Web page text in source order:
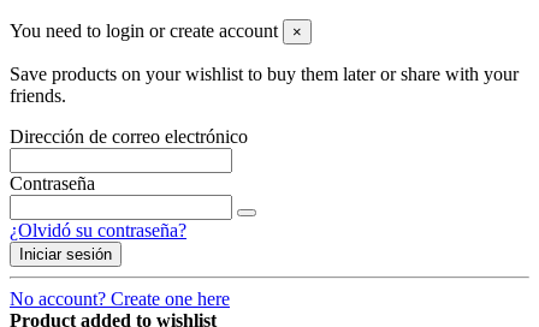
You need to login or create account ×
Save products on your wishlist to buy them later or share with your
friends.
Dirección de correo electrónico
Contraseña
¿Olvidó su contraseña?
Iniciar sesión
No account? Create one here
Product added to wishlist